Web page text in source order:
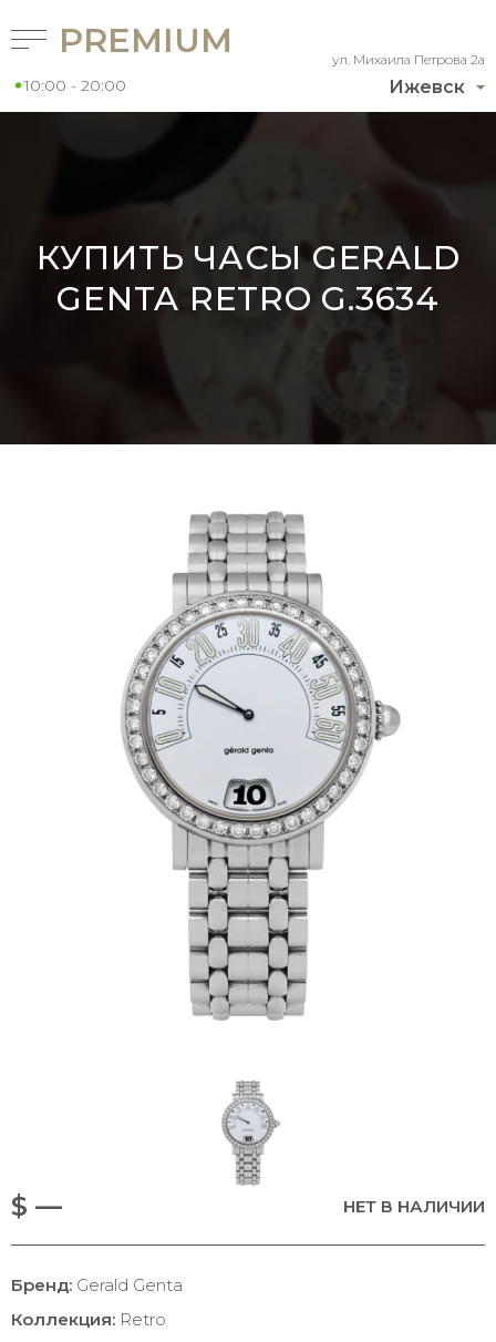
Ижевск
ул. Михаила Петрова 2а
PREMIUM
10:00 - 20:00
КУПИТЬ ЧАСЫ GERALD
GENTA RETRO G.3634
$ — НЕТ В НАЛИЧИИ
Бренд: Gerald Genta
Коллекция: Retro